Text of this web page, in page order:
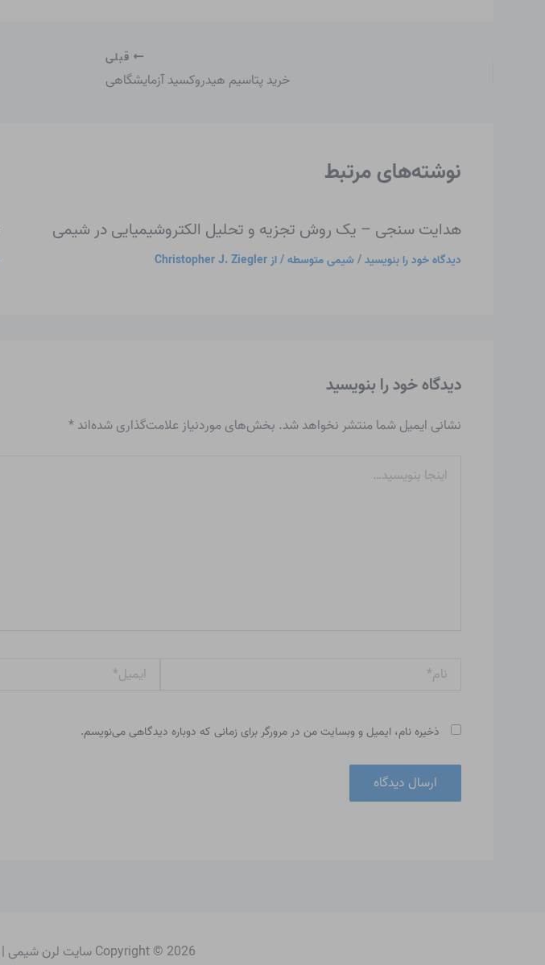
قبلی
خرید پتاسیم هیدروکسید آزمایشگاهی
نوشته‌های مرتبط
هدایت سنجی – یک روش تجزیه و تحلیل الکتروشیمیایی در شیمی
دیدگاه‌ خود را بنویسید/ شیمی متوسطه/ ازChristopher J. Ziegler
دیدگاه‌ خود را بنویسید
نشانی ایمیل شما منتشر نخواهد شد. بخش‌های موردنیاز علامت‌گذاری شده‌اند*
بنویسید…
ایمیل*
ذخیره نام، ایمیل و وبسایت من در مرورگر برای زمانی که دوباره دیدگاهی می‌نویسم.
Copyright © 2026 سایت لرن شیمی | Powered by